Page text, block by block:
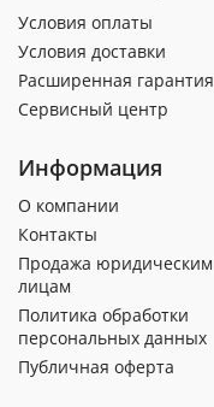
Условия оплаты
Условия доставки
Расширенная гарантия
Сервисный центр
Информация
О компании
Контакты
Продажа юридическим
лицам
Политика обработки
персональных данных
Публичная оферта